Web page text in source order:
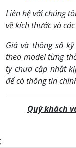
Liên hệ với chúng
về kích thước và
Giá và thông số
theo model từng
ty chưa cập nhật
để có thông tin
Quý khách
;